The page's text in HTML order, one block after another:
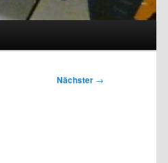
Nächster →